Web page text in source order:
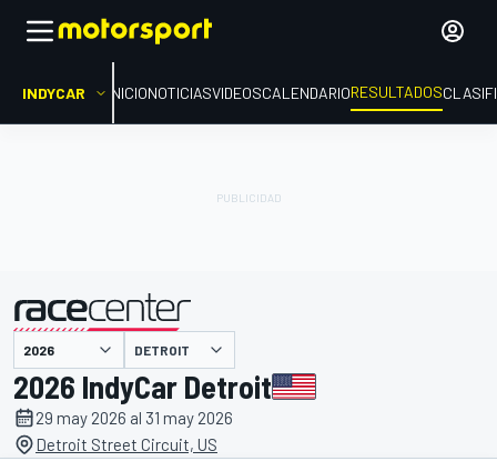
INDYCAR INICIONOTICIASVIDEOSCALENDARIORESULTADOS
presentado por DETROIT
2026 IndyCar Detroit
29 may 2026 al 31 may 2026
Detroit Street Circuit, US